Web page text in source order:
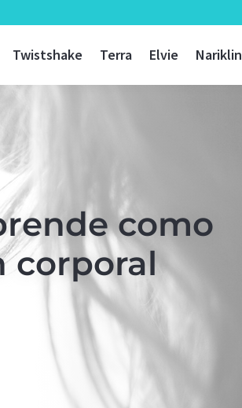
Twistshake Terra Elvie Nariklin
como
corporal